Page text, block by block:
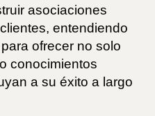
asociaciones
entendiendo
ofrecer no solo
conocimientos
a su éxito a largo